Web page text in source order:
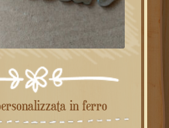
in ferro